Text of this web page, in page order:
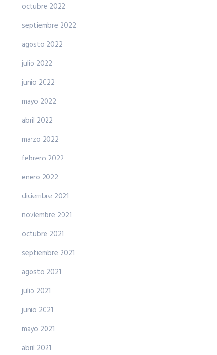
octubre 2022
septiembre 2022
agosto 2022
julio 2022
junio 2022
mayo 2022
abril 2022
marzo 2022
febrero 2022
enero 2022
diciembre 2021
noviembre 2021
octubre 2021
septiembre 2021
agosto 2021
julio 2021
junio 2021
mayo 2021
abril 2021